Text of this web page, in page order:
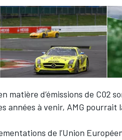
matière d’émissions de C02
années à venir, AMG pourrait
de l’Union